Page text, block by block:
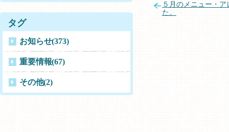
５月のメニュー・
た。
タグ
お知らせ(373)
重要情報(67)
その他(2)